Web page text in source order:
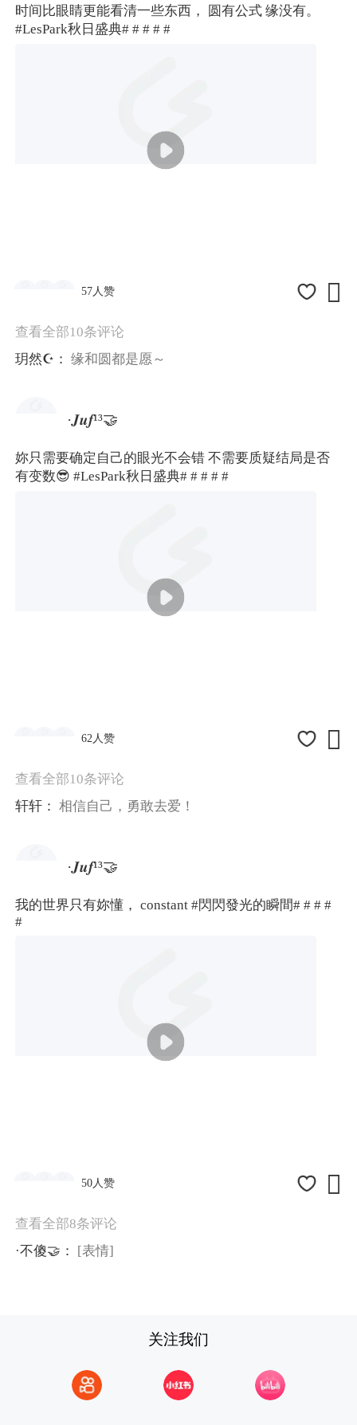
时间比眼睛更能看清一些东西， 圆有公式 缘没有。
#LesPark秋日盛典# # # # #
57人赞 
查看全部10条评论
玥然☪︎：缘和圆都是愿～
·𝑱𝒖𝒇¹³🤝
妳只需要确定自己的眼光不会错 不需要质疑结局是否
有变数😎#LesPark秋日盛典# # # # #
62人赞 
查看全部10条评论
轩轩：相信自己，勇敢去爱！
·𝑱𝒖𝒇¹³🤝
我的世界只有妳懂， constant#閃閃發光的瞬間# # # #
#
50人赞 
查看全部8条评论
·不傻🤝： [表情]
关注我们